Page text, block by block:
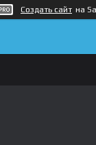
Создать сайт на